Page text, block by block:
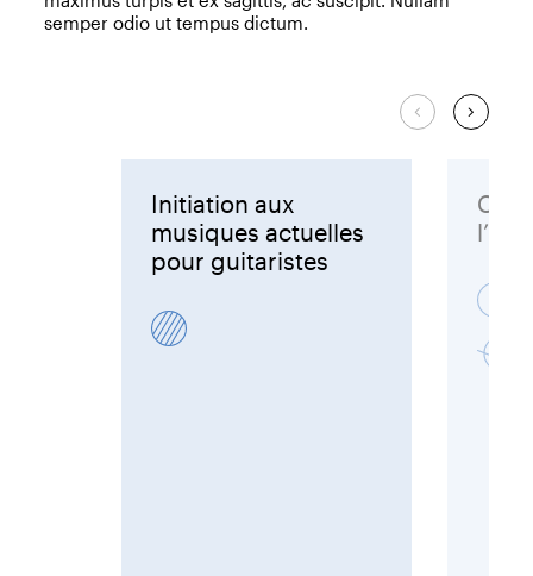
semper odio ut tempus dictum.
Initiation aux
musiques actuelles
pour guitaristes